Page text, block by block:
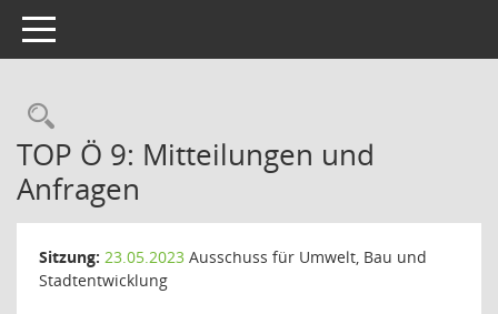
Toggle navigation
Rechercheauswahl
TOP Ö 9: Mitteilungen und
Anfragen
Sitzung: 23.05.2023 Ausschuss für Umwelt, Bau und
Stadtentwicklung